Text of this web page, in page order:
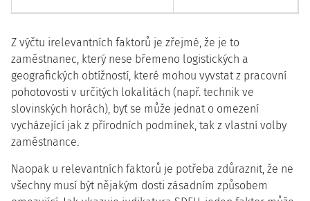
Z výčtu irelevantních faktorů je zřejmé, že je to
zaměstnanec, který nese břemeno logistických a
geografických obtížností, které mohou vyvstat z pracovní
pohotovosti v určitých lokalitách (např. technik ve
slovinských horách), byť se může jednat o omezení
vycházející jak z přírodních podmínek, tak z vlastní volby
zaměstnance.
Naopak u relevantních faktorů je potřeba zdůraznit, že ne
všechny musí být nějakým dosti zásadním způsobem